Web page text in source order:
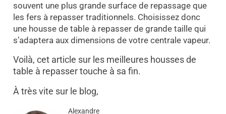
souvent une plus grande surface de repassage que
les fers à repasser traditionnels. Choisissez donc
une housse de table à repasser de grande taille qui
s’adaptera aux dimensions de votre centrale vapeur.
Voilà, cet article sur les meilleures housses de
table à repasser touche à sa fin.
À très vite sur le blog,
Alexandre